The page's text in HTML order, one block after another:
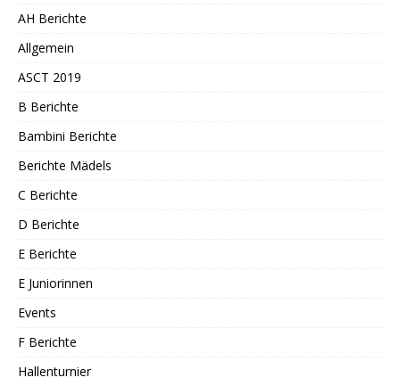
AH Berichte
Allgemein
ASCT 2019
B Berichte
Bambini Berichte
Berichte Mädels
C Berichte
D Berichte
E Berichte
E Juniorinnen
Events
F Berichte
Hallenturnier